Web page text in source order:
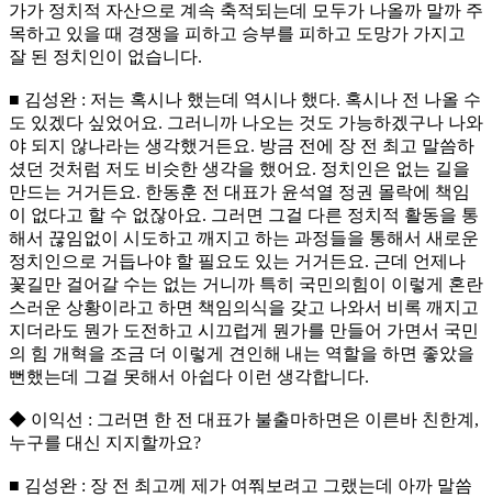
가가 정치적 자산으로 계속 축적되는데 모두가 나올까 말까 주
목하고 있을 때 경쟁을 피하고 승부를 피하고 도망가 가지고
잘 된 정치인이 없습니다.
■ 김성완 : 저는 혹시나 했는데 역시나 했다. 혹시나 전 나올 수
도 있겠다 싶었어요. 그러니까 나오는 것도 가능하겠구나 나와
야 되지 않나라는 생각했거든요. 방금 전에 장 전 최고 말씀하
셨던 것처럼 저도 비슷한 생각을 했어요. 정치인은 없는 길을
만드는 거거든요. 한동훈 전 대표가 윤석열 정권 몰락에 책임
이 없다고 할 수 없잖아요. 그러면 그걸 다른 정치적 활동을 통
해서 끊임없이 시도하고 깨지고 하는 과정들을 통해서 새로운
정치인으로 거듭나야 할 필요도 있는 거거든요. 근데 언제나
꽃길만 걸어갈 수는 없는 거니까 특히 국민의힘이 이렇게 혼란
스러운 상황이라고 하면 책임의식을 갖고 나와서 비록 깨지고
지더라도 뭔가 도전하고 시끄럽게 뭔가를 만들어 가면서 국민
의 힘 개혁을 조금 더 이렇게 견인해 내는 역할을 하면 좋았을
뻔했는데 그걸 못해서 아쉽다 이런 생각합니다.
◆ 이익선 : 그러면 한 전 대표가 불출마하면은 이른바 친한계,
누구를 대신 지지할까요?
■ 김성완 : 장 전 최고께 제가 여쭤보려고 그랬는데 아까 말씀